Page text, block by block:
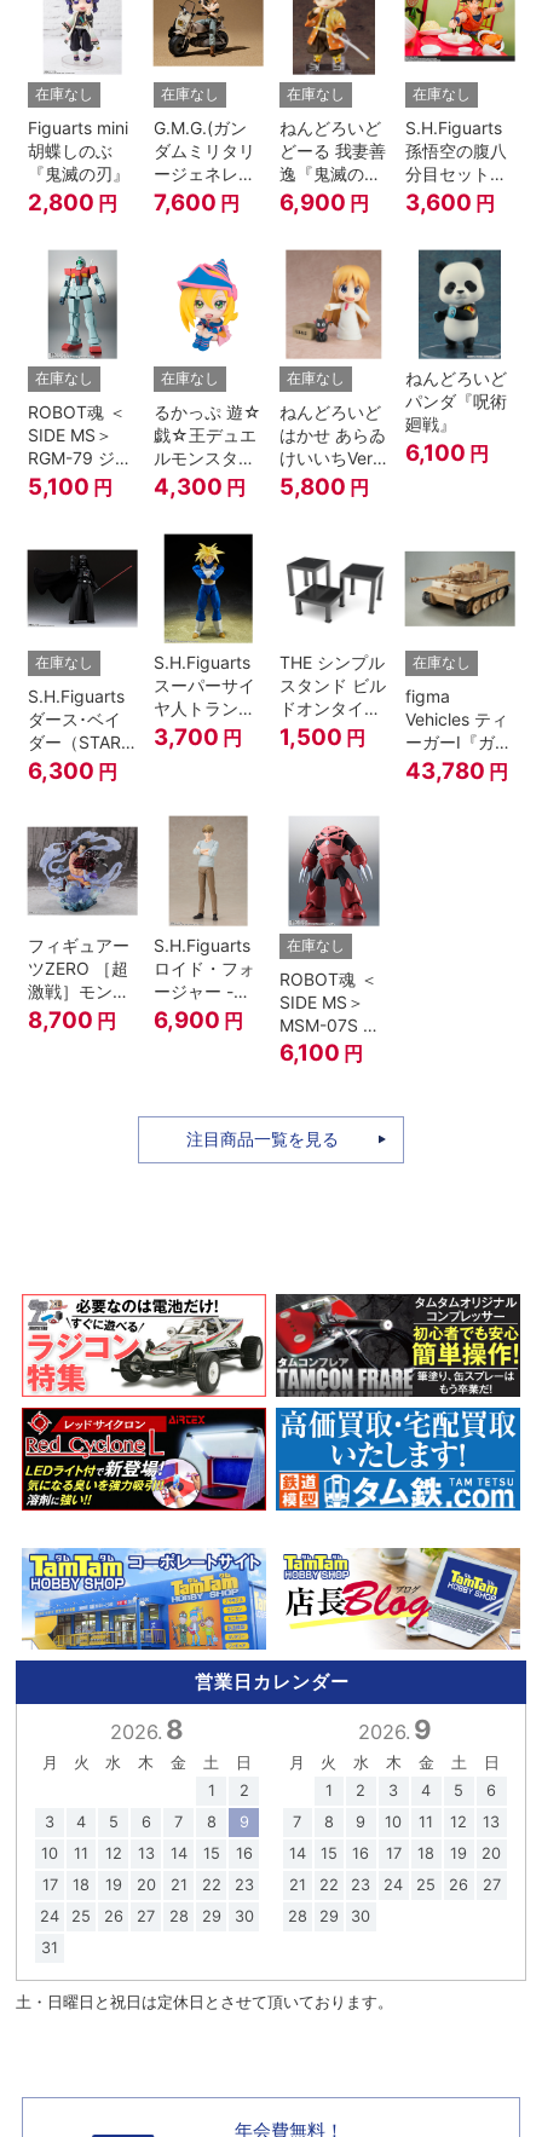
在庫なし
Figuarts mini
胡蝶しのぶ
『鬼滅の刃』
2,800 円
在庫なし
G.M.G.(ガン
ダムミリタリ
ージェネレー
ション） 機動
戦士ガンダム
地球連邦軍V-
SP09 一般兵
士＆連邦兵専
用バイク
7,600 円
在庫なし
ねんどろいど
どーる 我妻善
逸『鬼滅の
刃』
6,900 円
在庫なし
S.H.Figuarts
孫悟空の腹八
分目セット
『ドラゴンボ
ールZ』
3,600 円
在庫なし
ROBOT魂 ＜
SIDE MS＞
RGM-79 ジム
ver.
A.N.I.M.E.
5,100 円
在庫なし
るかっぷ 遊☆
戯☆王デュエ
ルモンスター
ズ ブラック・
マジシャン・
4,300 円
在庫なし
ねんどろいど
はかせ あらゐ
けいいちVer.
『日常』
5,800 円
ねんどろいど
パンダ『呪術
廻戦』
6,100 円
在庫なし
S.H.Figuarts
ダース･ベイ
ダー（STAR
WARS: Return
of the Jedi）
6,300 円
S.H.Figuarts
スーパーサイ
ヤ人トランク
ス-その身に秘
めしスーパー
Z』
3,700 円
THE シンプル
スタンド ビル
ドオンタイプ
(ブラック)
1,500 円
在庫なし
figma
Vehicles ティ
ーガーI『ガー
ルズ&パンツ
ァー』
43,780 円
フィギュアー
ツZERO ［超
激戦］モンキ
ー・D・ルフ
ィ -ギア4 三
8,700 円
S.H.Figuarts
ロイド・フォ
ージャー -フ
ォージャー家
のちち-
『SPY×FAMILY』
6,900 円
在庫なし
ROBOT魂 ＜
SIDE MS＞
MSM-07S シ
ャア専用ズゴ
ック ver.
6,100 円
注目商品一覧を見る
営業日カレンダー
2026. 8
月 火 水 木 金 土
日
1
2
3
4 5 6 7 8
9
10
11 12 13 14 15
16
17
18 19 20 21 22
23
24
25 26 27 28 29
30
31
2026. 9
月 火 水 木 金 土
日
1
2 3 4 5
6
7
8 9 10 11 12
13
14
15 16 17 18 19
20
21
22 23 24 25 26
27
28
29 30
土・日曜日と祝日は定休日とさせて頂いております。
年会費無料！